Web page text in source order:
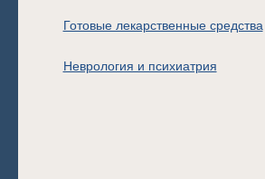
Готовые лекарственные средства
Неврология и психиатрия